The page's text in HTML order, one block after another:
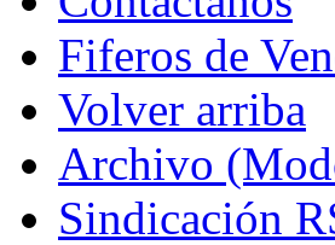
Fiferos de
Volver arriba
Archivo
Sindicación